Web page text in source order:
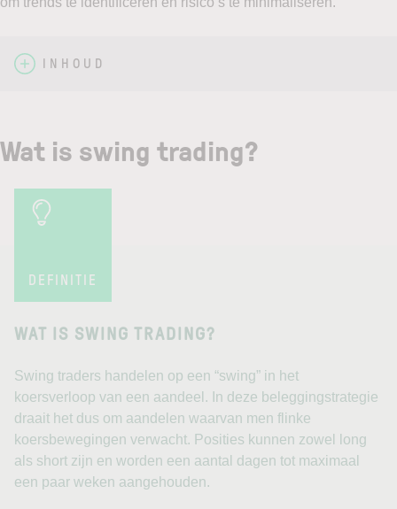
INHOUD
Wat is swing trading?
DEFINITIE
WAT IS SWING TRADING?
Swing traders handelen op een “swing” in het
koersverloop van een aandeel. In deze beleggingstrategie
draait het dus om aandelen waarvan men flinke
koersbewegingen verwacht. Posities kunnen zowel long
als short zijn en worden een aantal dagen tot maximaal
een paar weken aangehouden.